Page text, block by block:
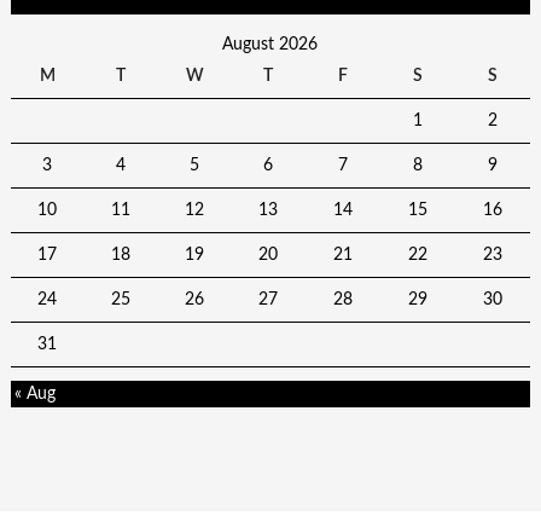
August 2026
M
W F S S
1 2
3 4 5 6 7 8 9
10 11 12 13 14 15 16
17 18 19 20 21 22 23
24 25 26 27 28 29 30
31
« Aug